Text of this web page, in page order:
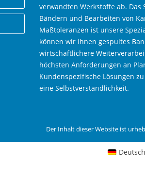
verwandten Werkstoffe ab. Das
Bändern und Bearbeiten von
Maßtoleranzen ist unsere
können wir Ihnen gespultes
wirtschaftlichere
höchsten Anforderungen an
Kundenspezifische Lösungen
eine Selbstverständlichkeit.
Der Inhalt dieser Website ist
Deutsch